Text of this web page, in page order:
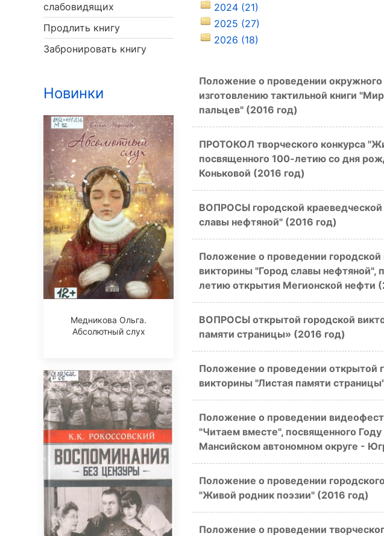
слабовидящих
Продлить книгу
Забронировать книгу
Новинки
Медникова Ольга.
Абсолютный слух
2024 (21)
2025 (27)
2026 (18)
Положение о проведении окружного
изготовлению тактильной книги
пальцев" (2016 год)
ПРОТОКОЛ творческого конкурса
посвященного 100-летию со дня
Коньковой (2016 год)
ВОПРОСЫ городской краеведческой
славы нефтяной" (2016 год)
Положение о проведении городской
викторины "Город славы нефтяной",
летию открытия Мегионской нефти
ВОПРОСЫ открытой городской
памяти страницы» (2016 год)
Положение о проведении открытой
викторины "Листая памяти
Положение о проведении
"Читаем вместе", посвященного
Мансийском автономном округе -
Положение о проведении
"Живой родник поэзии" (2016 год)
Положение о проведении